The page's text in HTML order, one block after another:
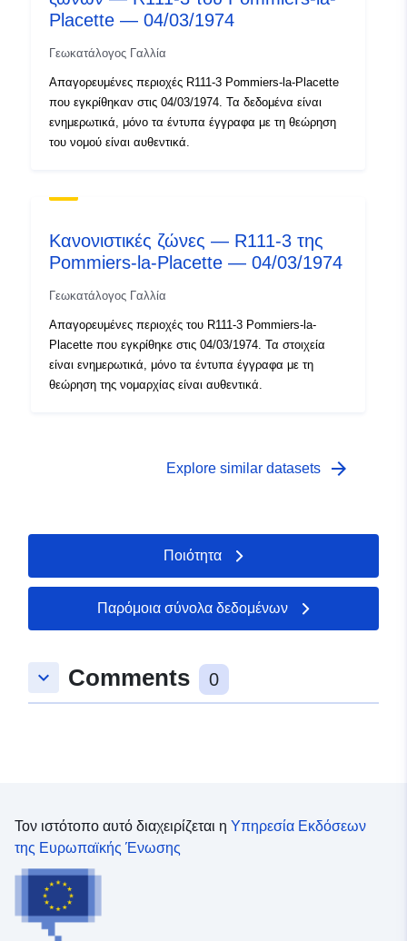
Placette — 04/03/1974
Γεωκατάλογος Γαλλία
Απαγορευμένες περιοχές R111-3 Pommiers-la-Placette
που εγκρίθηκαν στις 04/03/1974. Τα δεδομένα είναι
ενημερωτικά, μόνο τα έντυπα έγγραφα με τη θεώρηση
του νομού είναι αυθεντικά.
Κανονιστικές ζώνες — R111-3 της
Pommiers-la-Placette — 04/03/1974
Γεωκατάλογος Γαλλία
Απαγορευμένες περιοχές του R111-3 Pommiers-la-
Placette που εγκρίθηκε στις 04/03/1974. Τα στοιχεία
είναι ενημερωτικά, μόνο τα έντυπα έγγραφα με τη
θεώρηση της νομαρχίας είναι αυθεντικά.
Explore similar datasets arrow_forward
Ποιότητα
Παρόμοια σύνολα δεδομένων
keyboard_arrow_down Comments 0
Τον ιστότοπο αυτό διαχειρίζεται η Υπηρεσία Εκδόσεων
της Ευρωπαϊκής Ένωσης